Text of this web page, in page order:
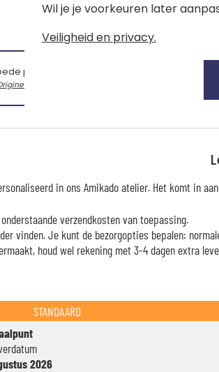
productkwaliteit
taal
in ons Amikado atelier. Het komt in
verzendkosten van toepassing.
vinden. Je kunt de bezorgopties bepalen:
houd wel rekening met 3-4 dagen extra
STANDAARD
2026
Wil je je voorkeuren later
Veiligheid en privacy.